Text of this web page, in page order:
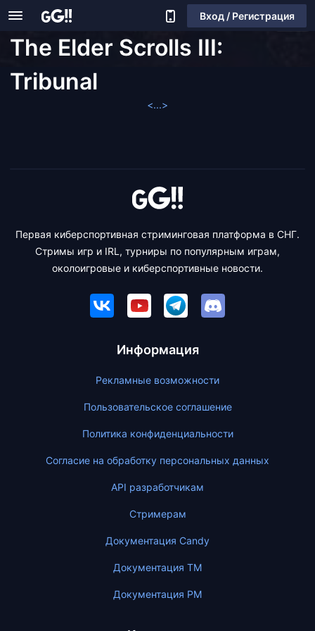
Вход / Регистрация
The Elder Scrolls III:
Tribunal
<...>
Первая киберспортивная стриминговая платформа в СНГ.
Стримы игр и IRL, турниры по популярным играм,
околоигровые и киберспортивные новости.
Информация
Рекламные возможности
Пользовательское соглашение
Политика конфиденциальности
Согласие на обработку персональных данных
API разработчикам
Стримерам
Документация Candy
Документация ТМ
Документация PM